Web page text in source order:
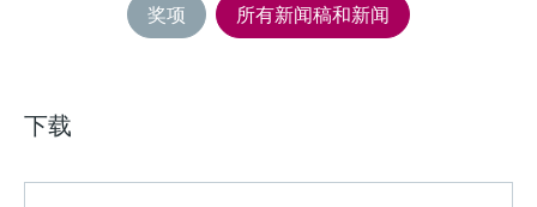
奖项 所有新闻稿和新闻
下载